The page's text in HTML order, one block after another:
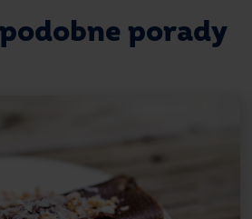
porady